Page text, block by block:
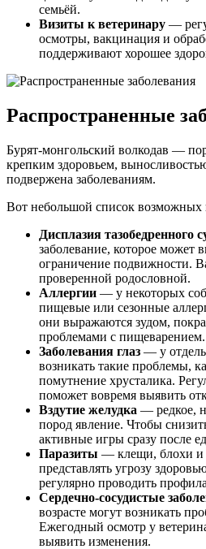
семьёй.
Визиты к ветеринару —
осмотры, вакцинация и
поддерживают хорошее
Распространенные
Бурят-монгольский волкодав —
крепким здоровьем,
подвержена заболеваниям.
Вот небольшой список возможных
Дисплазия тазобедренного
заболевание, которое может
ограничение подвижности.
проверенной родословной.
Аллергии — у некоторых
пищевые или сезонные
они выражаются зудом,
проблемами с пищеварением.
Заболевания глаз — у
возникать такие проблемы,
помутнение хрусталика.
поможет вовремя выявить
Вздутие желудка — редкое,
пород явление. Чтобы
активные игры сразу после
Паразиты — клещи, блохи и
представлять угрозу
регулярно проводить
Сердечно-сосудистые
возрасте могут возникать
Ежегодный осмотр у
выявить изменения.